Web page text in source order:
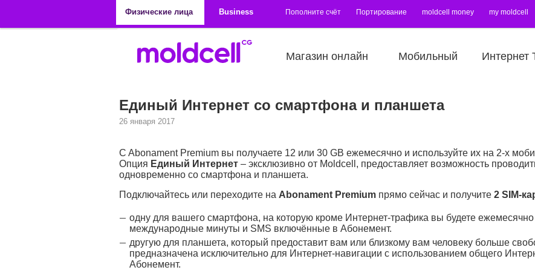
Физические лица
Business Пополните счёт Портирование moldcell money my moldcell
Магазин онлайн Мобильный Интернет
Единый Интернет со смартфона и планшета
26 января 2017
C Abonament Premium вы получаете 12 или 30 GB ежемесячно и используйте их на 2-х
Опция Единый Интернет– эксклюзивно от Moldcell, предоставляет возможность
одновременно со смартфона и планшета.
Подключайтесь или переходите на AbonamentPremiumпрямо сейчас и получите 2 SIM-
одну для вашего смартфона, на которую кроме Интернет-трафика вы будете
международные минуты и SMS включённые в Абонемент.
другую для планшета, который предоставит вам или близкому вам человеку больше
предназначена исключительно для Интернет-навигации c использованием общего
Абонемент.